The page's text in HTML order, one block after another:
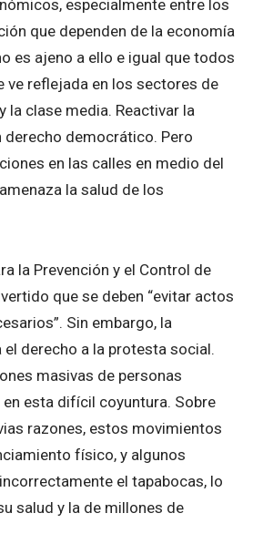
especialmente entre los
que dependen de la economía
es ajeno a ello e igual que todos
ve reflejada en los sectores de
la clase media. Reactivar la
democrático. Pero
en las calles en medio del
la salud de los
la Prevención y el Control de
que se deben “evitar actos
Sin embargo, la
derecho a la protesta social.
masivas de personas
esta difícil coyuntura. Sobre
razones, estos movimientos
físico, y algunos
el tapabocas, lo
salud y la de millones de